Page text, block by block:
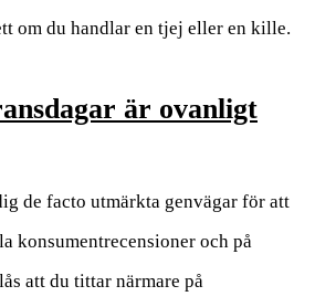
om du handlar en tjej eller en kille.
är ovanligt
de facto utmärkta genvägar för att
konsumentrecensioner och på
att du tittar närmare på